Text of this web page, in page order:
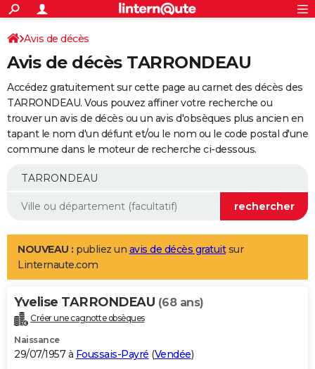
ACTUALITÉS
Politique
Société
Faits Divers
Education
Monde
Villes
+
SPORT
Coupe du monde 2026
Football
Tennis
Cyclisme
Rugby
Forum
Programme TV
TNT
Streaming
Cinéma
Sorties cinéma
Musique
+FINANCE
Retraite
Epargne
Immobilier
Risques naturels par ville
Assurance
AUTO
Essais
Réserver un essai
Citadines
Berlines
SUV
Forum auto
+
Mobiles
Meilleur smartphone
Internet
Ordinateurs
Jeux vidéo
Guide high-tech
Aménagement intérieur
LIFESTYLE
Art de vivre
Bien-être
Loisirs
Mode
Modes de vie
Alimentation
Guide de la santé
Maladies
Médicaments
Sommeil
VOYAGE
Destinations
City break
Voyage nature
Voyage de noces
Forum
Climat
+PHOTO
GUIDES D'ACHAT
Avis de décès
Avis de décès TARRONDEAU
Accédez gratuitement sur cette page au carnet des décès des
TARRONDEAU. Vous pouvez affiner votre recherche ou
trouver un avis de décès ou un avis d'obsèques plus ancien en
tapant le nom d'un défunt et/ou le nom ou le code postal d'une
commune dans le moteur de recherche ci-dessous.
NOUVEAU : publiez un avis de décès gratuitsur
Linternaute.com
Yvelise TARRONDEAU (68 ans)
Créer une cagnotte obsèques
Naissance
29/07/1957 à Foussais-Payré (Vendée)